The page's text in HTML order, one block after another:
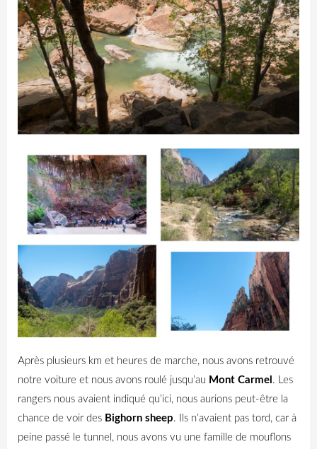
Après plusieurs km et heures de marche, nous avons retrouvé
notre voiture et nous avons roulé jusqu’au Mont Carmel . Les
rangers nous avaient indiqué qu’ici, nous aurions peut-être la
chance de voir des Bighorn sheep. Ils n’avaient pas tord, car à
peine passé le tunnel, nous avons vu une famille de mouflons